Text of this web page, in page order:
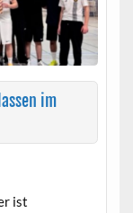
im
ist